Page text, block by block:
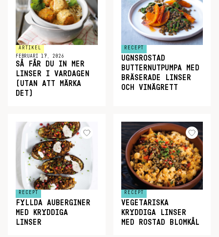
ARTIKEL
FEBRUARI 17, 2026
SÅ FÅR DU IN MER
LINSER I VARDAGEN
(UTAN ATT MÄRKA
DET)
RECEPT
UGNSROSTAD
BUTTERNUTPUMPA MED
BRÄSERADE LINSER
OCH VINÄGRETT
RECEPT
FYLLDA AUBERGINER
MED KRYDDIGA
LINSER
RECEPT
VEGETARISKA
KRYDDIGA LINSER
MED ROSTAD BLOMKÅL